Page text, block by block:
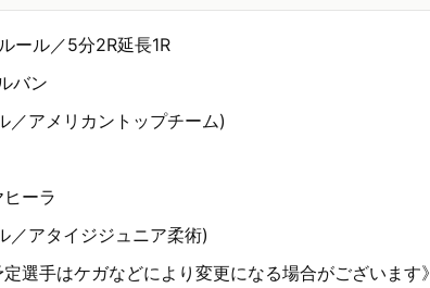
ール／5分2R延長1R
バン
／アメリカントップチーム)
ーラ
／アタイジジュニア柔術)
定選手はケガなどにより変更になる場合がございます》